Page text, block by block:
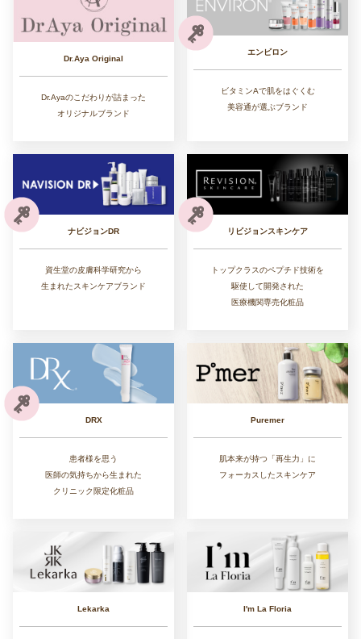
Dr.Aya Original
Dr.Ayaのこだわりが詰まった
オリジナルブランド
エンビロン
ビタミンAで肌をはぐくむ
美容通が選ぶブランド
ナビジョンDR
資生堂の皮膚科学研究から
生まれたスキンケアブランド
リビジョンスキンケア
トップクラスのペプチド技術を
駆使して開発された
医療機関専売化粧品
DRX
患者様を思う
医師の気持ちから生まれた
クリニック限定化粧品
Puremer
肌本来が持つ「再生力」に
フォーカスしたスキンケア
Lekarka I'm La Floria